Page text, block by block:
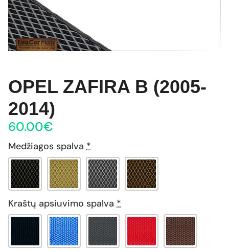
OPEL ZAFIRA B (2005-
2014)
60.00€
Medžiagos spalva *
Kraštų apsiuvimo spalva *